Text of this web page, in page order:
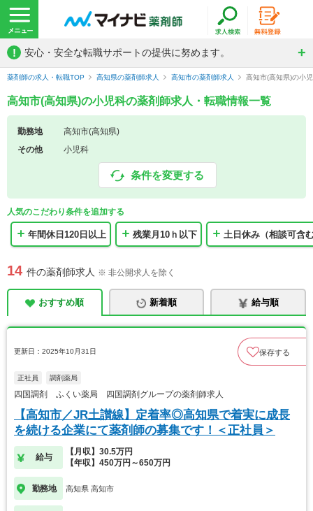
! 安心・安全な転職サポートの提供に努めます。
薬剤師の求人・転職TOP 高知県の薬剤師求人 高知市の薬剤師求人 高知市(高知県)の小
高知市(高知県)の小児科の薬剤師求人・転職情報一覧
勤務地
高知市(高知県)
その他
小児科
条件を変更する
人気のこだわり条件を追加する
年間休日120日以上 残業月10ｈ以下 土日休み（相談可含
14 件の薬剤師求人 ※ 非公開求人を除く
おすすめ順 新着順 給与順
更新日：2025年10月31日 保存する
正社員 調剤薬局
四国調剤 ふくい薬局 四国調剤グループの薬剤師求人
【高知市／JR土讃線】定着率◎高知県で着実に成長
を続ける企業にて薬剤師の募集です！＜正社員＞
給与
【月収】30.5万円
【年収】450万円～650万円
勤務地 高知県 高知市